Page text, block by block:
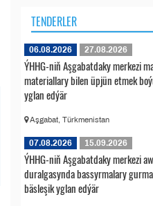
TENDERLER
06.08.2026 27.08.2026
ÝHHG-niň Aşgabatdaky merkezi
materiallary bilen üpjün etmek
yglan edýär
Aşgabat, Türkmenistan
07.08.2026 15.09.2026
ÝHHG-niň Aşgabatdaky merkezi
duralgasynda bassyrmalary
bäsleşik yglan edýär